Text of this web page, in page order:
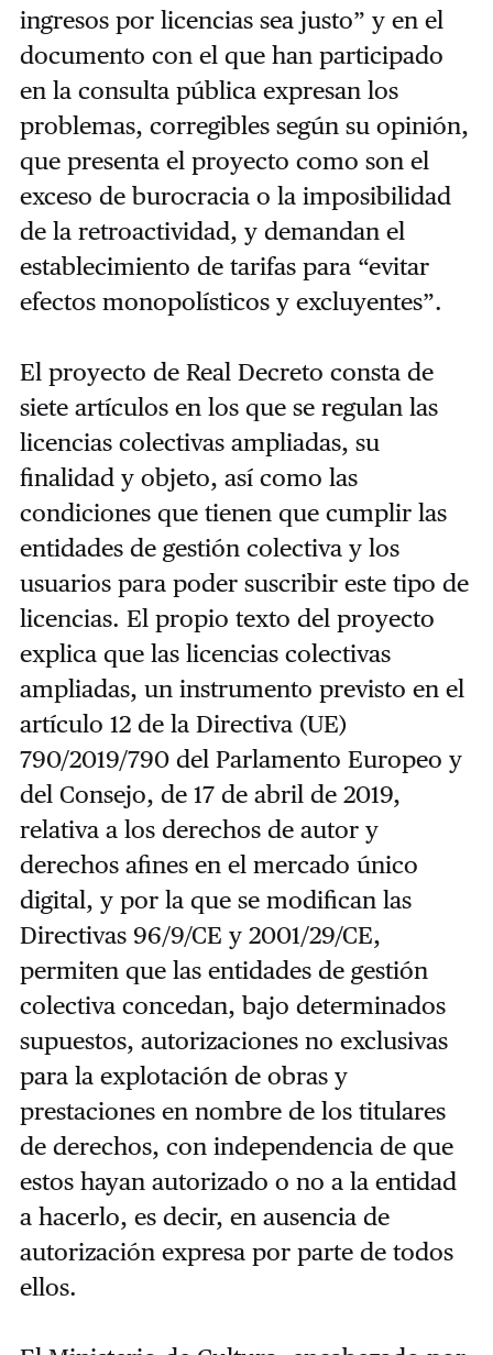
ingresos por licencias sea justo” y en el
documento con el que han participado
en la consulta pública expresan los
problemas, corregibles según su opinión,
que presenta el proyecto como son el
exceso de burocracia o la imposibilidad
de la retroactividad, y demandan el
establecimiento de tarifas para “evitar
efectos monopolísticos y excluyentes”.
El proyecto de Real Decreto consta de
siete artículos en los que se regulan las
licencias colectivas ampliadas, su
finalidad y objeto, así como las
condiciones que tienen que cumplir las
entidades de gestión colectiva y los
usuarios para poder suscribir este tipo de
licencias. El propio texto del proyecto
explica que las licencias colectivas
ampliadas, un instrumento previsto en el
artículo 12 de la Directiva (UE)
790/2019/790 del Parlamento Europeo y
del Consejo, de 17 de abril de 2019,
relativa a los derechos de autor y
derechos afines en el mercado único
digital, y por la que se modifican las
Directivas 96/9/CE y 2001/29/CE,
permiten que las entidades de gestión
colectiva concedan, bajo determinados
supuestos, autorizaciones no exclusivas
para la explotación de obras y
prestaciones en nombre de los titulares
de derechos, con independencia de que
estos hayan autorizado o no a la entidad
a hacerlo, es decir, en ausencia de
autorización expresa por parte de todos
ellos.